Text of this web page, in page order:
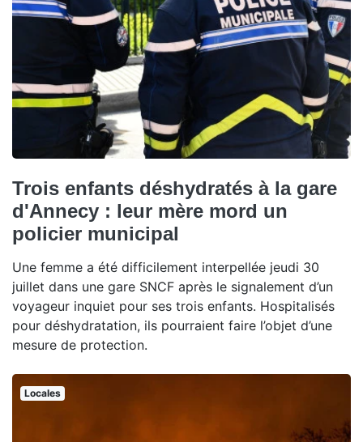
Trois enfants déshydratés à la gare
d'Annecy : leur mère mord un
policier municipal
Une femme a été difficilement interpellée jeudi 30
juillet dans une gare SNCF après le signalement d’un
voyageur inquiet pour ses trois enfants. Hospitalisés
pour déshydratation, ils pourraient faire l’objet d’une
mesure de protection.
Locales